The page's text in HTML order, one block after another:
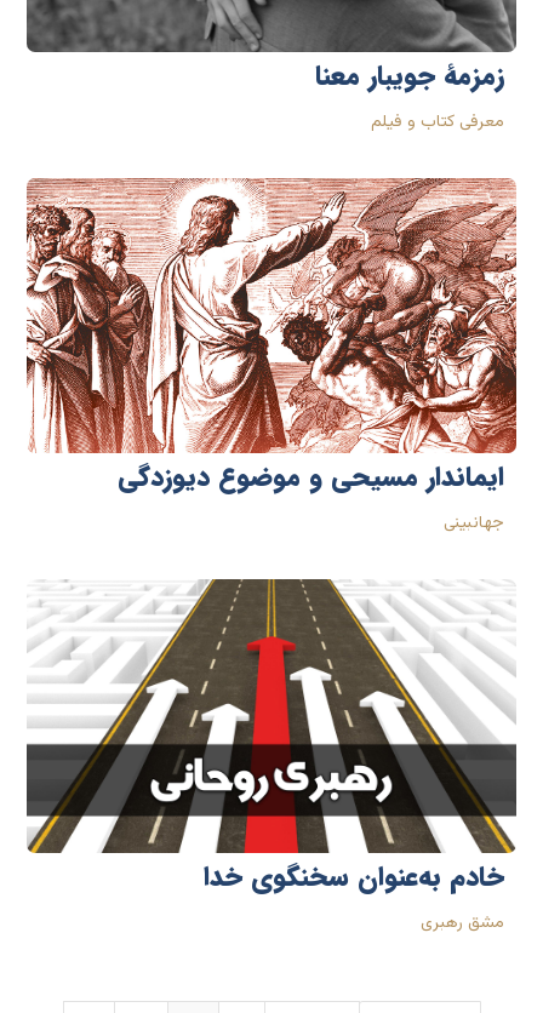
زمزمۀ جویبار معنا
معرفی کتاب و فیلم
ایماندار مسیحی و موضوع دیوزدگی
جهانبینی
خادم به‌عنوان سخنگوی خدا
مشق رهبری